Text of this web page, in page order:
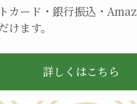
カード・銀行振込・
けます。
詳しくはこちら